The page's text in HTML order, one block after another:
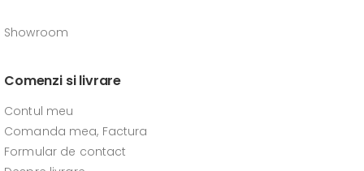
Showroom
Comenzi si livrare
Contul meu
Comanda mea, Factura
Formular de contact